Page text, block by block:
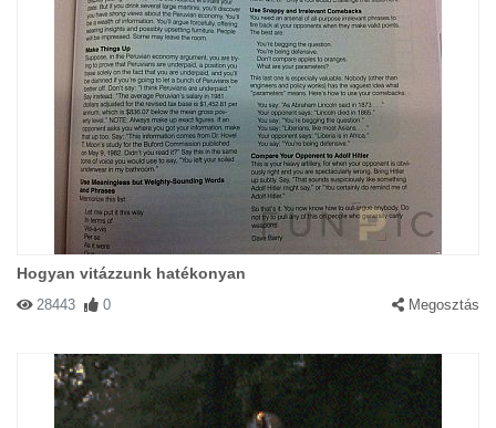
Hogyan vitázzunk hatékonyan
28443 0 Megosztás